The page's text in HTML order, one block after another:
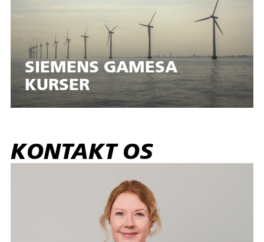
SIEMENS GAMESA
KURSER
KONTAKT OS